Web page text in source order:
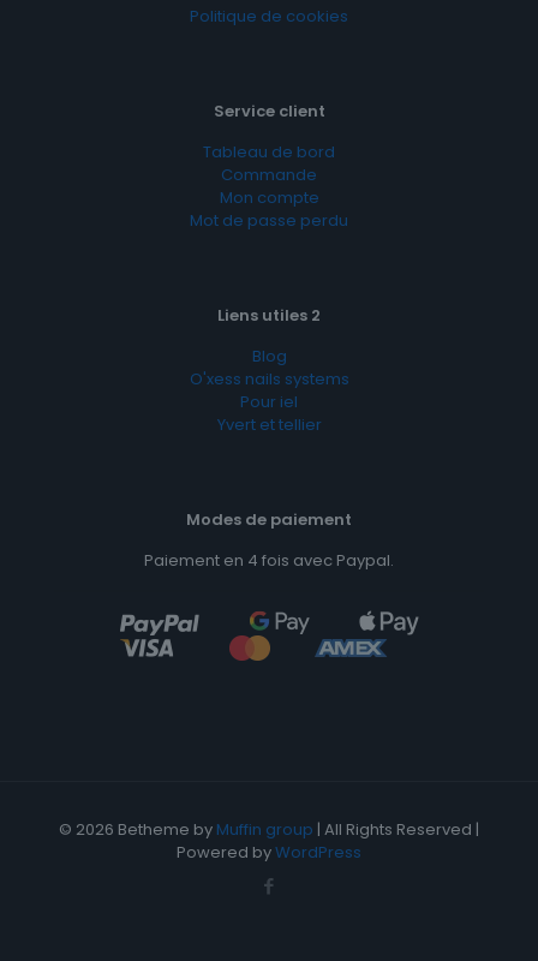
Politique de cookies
Service client
Tableau de bord
Commande
Mon compte
Mot de passe perdu
Liens utiles 2
Blog
O'xess nails systems
Pour iel
Yvert et tellier
Modes de paiement
Paiement en 4 fois avec Paypal.
© 2026 Betheme by Muffin group | All Rights Reserved |
Powered byWordPress